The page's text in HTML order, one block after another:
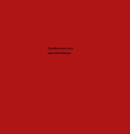
Contribua com o pix
sem pedir licença!